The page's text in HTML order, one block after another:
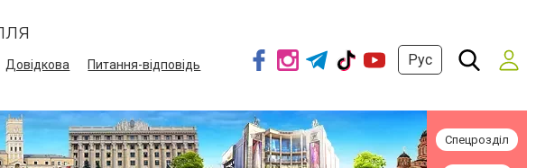
Довідкова
Питання-відповідь
Рус
Спецрозділ